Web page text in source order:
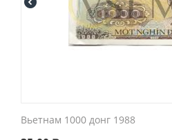
Вьетнам 1000 донг 1988